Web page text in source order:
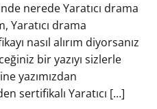
nerede Yaratıcı drama
drama
nasıl alırım diyorsanız
bir yazıyı sizlerle
yazımızdan
sertifikalı Yaratıcı […]